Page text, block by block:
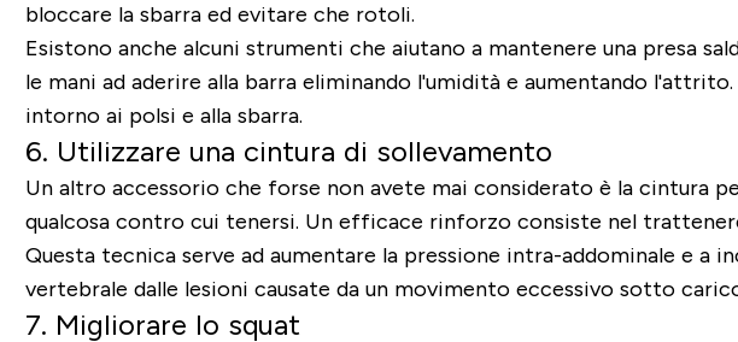
bloccare la sbarra ed evitare che rotoli.
Esistono anche alcuni strumenti che aiutano a mantenere una presa
le mani ad aderire alla barra eliminando l'umidità e aumentando
intorno ai polsi e alla sbarra.
6. Utilizzare una cintura di sollevamento
Un altro accessorio che forse non avete mai considerato è la cintura
qualcosa contro cui tenersi. Un efficace rinforzo consiste nel
Questa tecnica serve ad aumentare la pressione intra-addominale e
vertebrale dalle lesioni causate da un movimento eccessivo sotto
7. Migliorare lo squat